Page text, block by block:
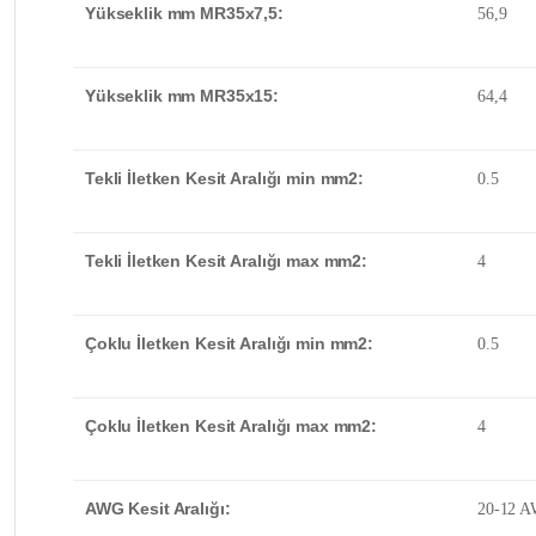
Yükseklik mm MR35x7,5: 56,9
Yükseklik mm MR35x15: 64,4
Tekli İletken Kesit Aralığı min mm2: 0.5
Tekli İletken Kesit Aralığı max mm2: 4
Çoklu İletken Kesit Aralığı min mm2: 0.5
Çoklu İletken Kesit Aralığı max mm2: 4
AWG Kesit Aralığı: 20-12